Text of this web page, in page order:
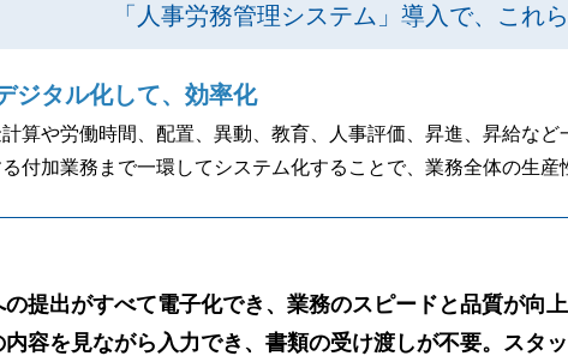
「人事労務管理システム」導入で、これ
ジタル化して、効率化
算や労働時間、配置、異動、教育、人事評価、昇進、昇給など
付加業務まで一環してシステム化することで、業務全体の生産
提出がすべて電子化でき、業務のスピードと品質が向上
容を見ながら入力でき、書類の受け渡しが不要。スタ